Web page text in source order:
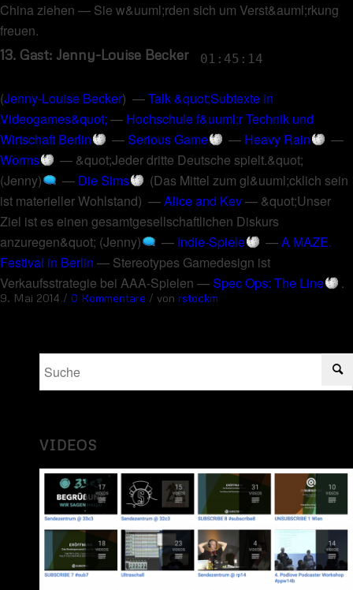
China ziehen — Sie w&uuml;rden sich um Verst&auml;rkung
freuen.
13. Gast: Jenny-Louise Becker 01:45:14
(Jenny-Louise Becker) —Talk &quot;Subtexte in
Videogames&quot; — Hochschule f&uuml;r Technik und
Wirtschaft Berlin
—Serious Game — Heavy Rain
—
Worms
— &quot;Jeder dritte Deutsche spielt.&quot;
(Jenny)
— Die Sims (Das Mittel zum gl&uuml;cklich sein
ist materieller Wohlstand) —Alice and Kev— &quot;Unser
Ziel ist es einen gesamtgesellschaftlichen Diskurs
anzuregen&quot; (Jenny)
— Indie-Spiele —A MAZE.
Festival in Berlin — Stereotypes Gamedesign ist
Verkaufsstrategie bei AAA-Spielen —Spec Ops: The Line .
9. Mai 2014 / 0 Kommentare / von rstockm
VIDEOS